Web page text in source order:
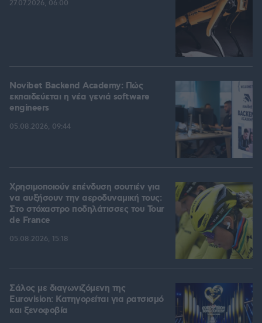
27.07.2026, 06:00
Novibet Backend Academy: Πώς
εκπαιδεύεται η νέα γενιά software
engineers
05.08.2026, 09:44
Χρησιμοποιούν επένδυση σουτιέν για
να αυξήσουν την αεροδυναμική τους:
Στο στόχαστρο ποδηλάτισσες του Tour
de France
05.08.2026, 15:18
Σάλος με διαγωνιζόμενη της
Eurovision: Κατηγορείται για ρατσισμό
και ξενοφοβία